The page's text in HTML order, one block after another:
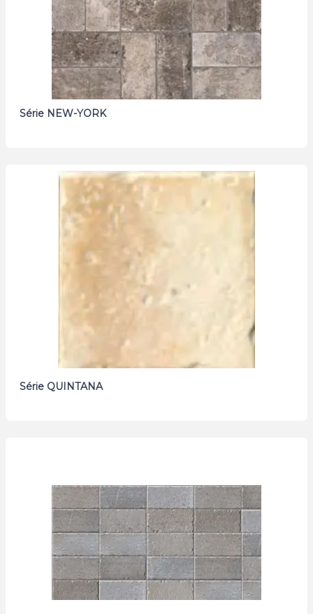
Série NEW-YORK
Série QUINTANA